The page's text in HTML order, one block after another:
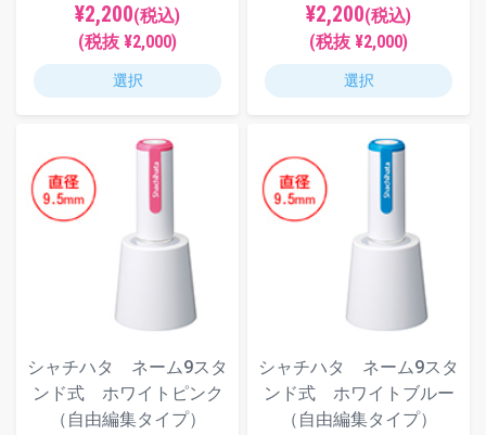
¥2,200(税込)
(税抜 ¥2,000)
選択
¥2,200(税込)
(税抜 ¥2,000)
選択
シャチハタ ネーム9スタ
ンド式 ホワイトピンク
（自由編集タイプ）
シャチハタ ネーム9スタ
ンド式 ホワイトブルー
（自由編集タイプ）